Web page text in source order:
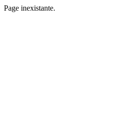
Page inexistante.